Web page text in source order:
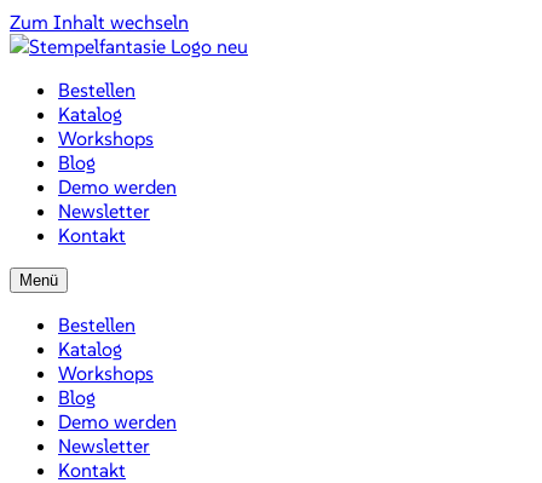
Zum Inhalt wechseln
Bestellen
Katalog
Workshops
Blog
Demo werden
Newsletter
Kontakt
Menü
Bestellen
Katalog
Workshops
Blog
Demo werden
Newsletter
Kontakt